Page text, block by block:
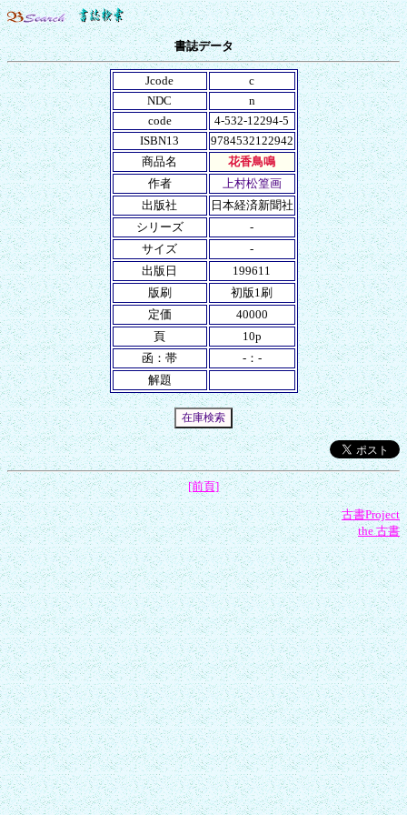
書誌データ
Jcode
c
NDC
n
code
4-532-12294-5
ISBN13
9784532122942
商品名
花香鳥鳴
作者
上村松篁画
出版社
日本経済新聞社
シリーズ
-
サイズ
-
出版日
199611
版刷
初版1刷
定価
40000
頁
10p
函：帯
-：-
解題
[前頁]
古書Project
the 古書